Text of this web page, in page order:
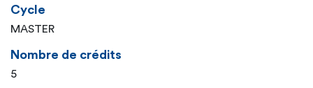
Cycle
MASTER
Nombre de crédits
5